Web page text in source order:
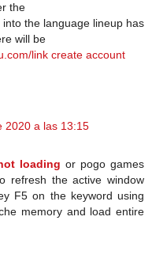
the
the language lineup has
will be
link create account
2020 a las 13:15
loading or pogo games
refresh the active window
F5 on the keyword using
memory and load entire